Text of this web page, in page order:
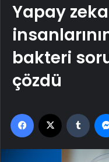
Yapay
bakteri
çözdü
Facebook